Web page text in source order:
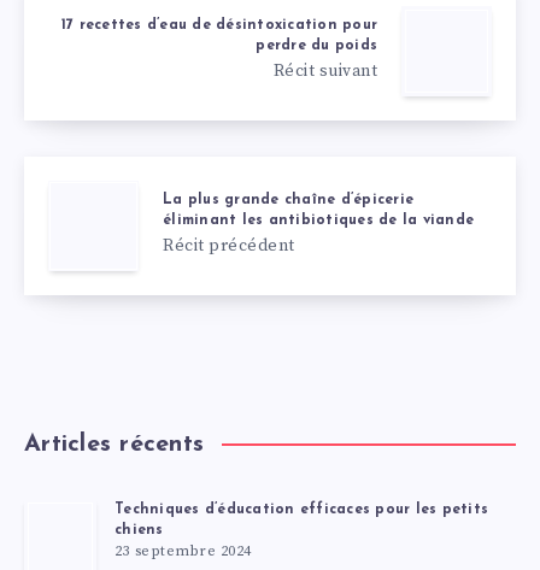
17 recettes d’eau de désintoxication pour
perdre du poids
Récit suivant
La plus grande chaîne d’épicerie
éliminant les antibiotiques de la viande
Récit précédent
Articles récents
Techniques d’éducation efficaces pour les petits
chiens
23 septembre 2024